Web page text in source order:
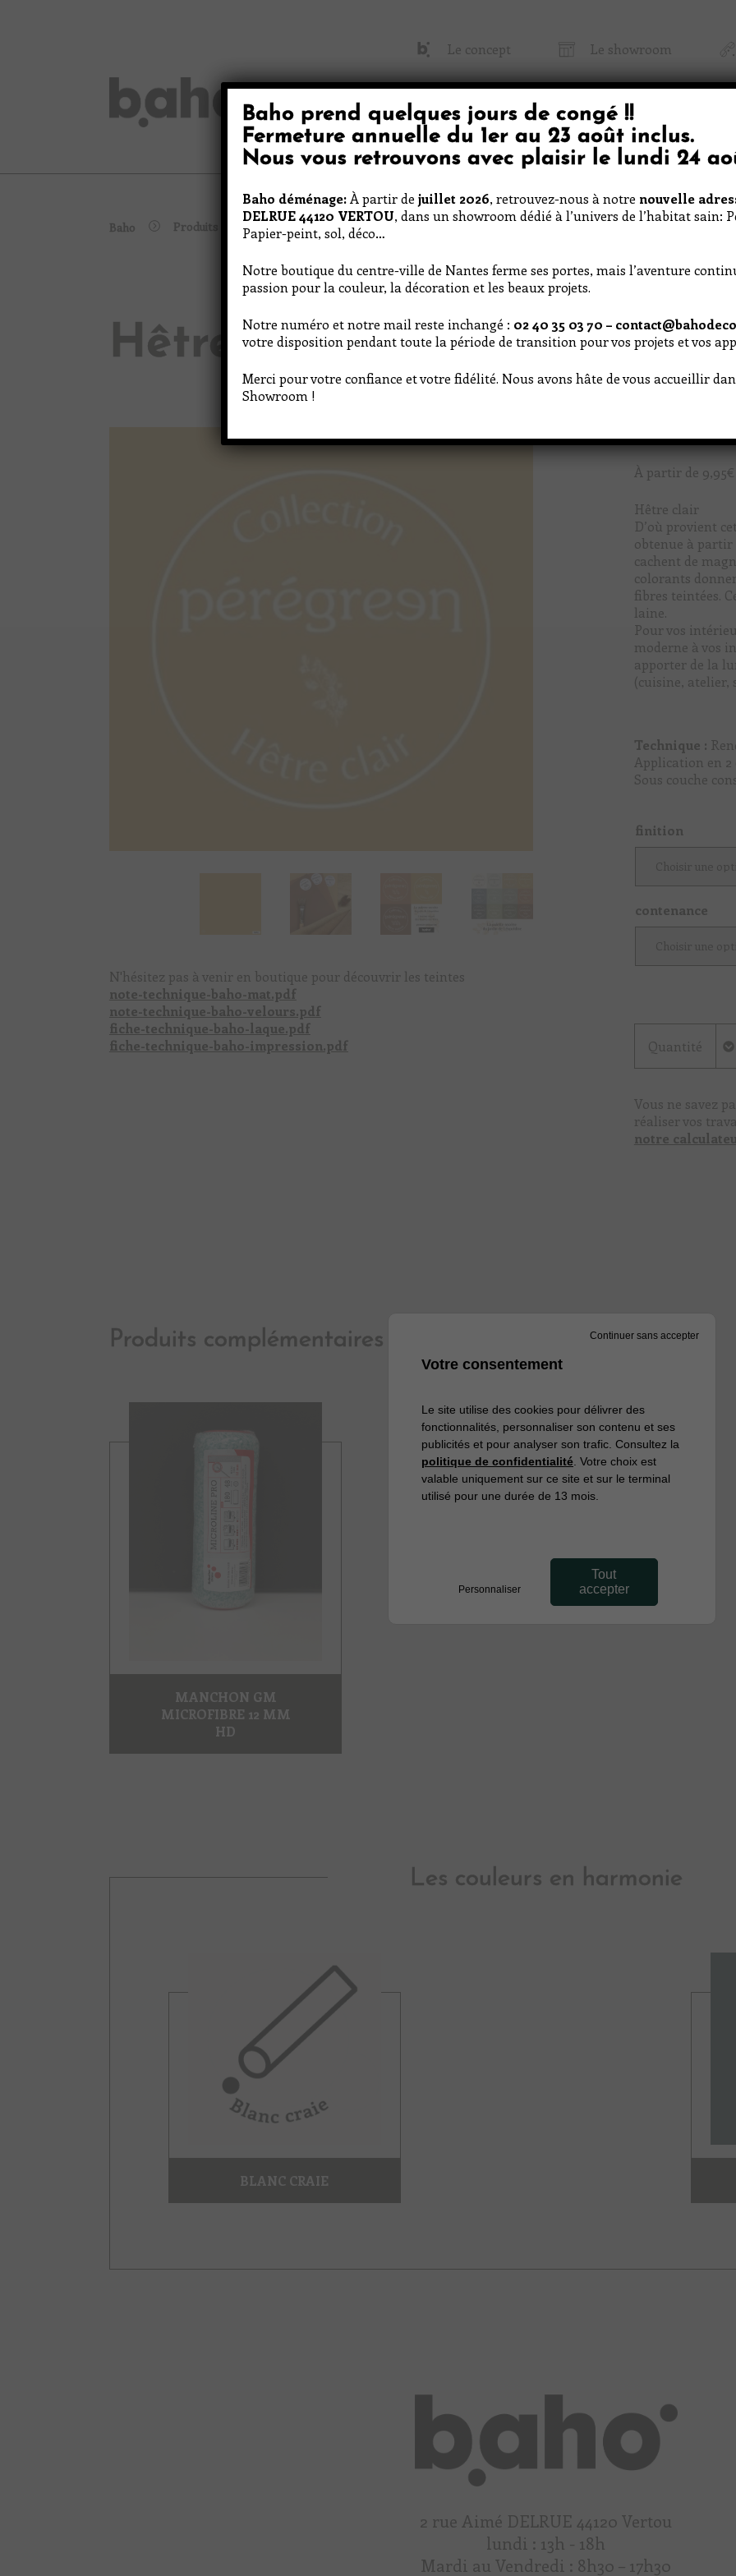
Le concept Le showroom
Peinture Baho Papier Peint & Tissu
Baho Produits Hêtre Clair
Hêtre Clair
N'hésitez pas à venir en boutique pour découvrir les teintes
note-technique-baho-mat.pdf
note-technique-baho-velours.pdf
fiche-technique-baho-laque.pdf
fiche-technique-baho-impression.pdf
À partir de 9,95€
Hêtre clair
D’où provient
obtenue à partir
cachent de
colorants
fibres teintées.
laine.
Pour vos
moderne à vos
apporter de la
(cuisine, atelier,
Technique :
Application en 2
Sous couche
finition
contenance
Quantité
Vous ne savez
réaliser vos
notre
Produits complémentaires
MANCHON GM
MICROFIBRE 12 MM
HD
Les couleurs en harmonie
BLANC CRAIE
2 rue Aimé DELRUE 44120 Vertou
lundi : 13h - 18h
Mardi au Vendredi : 8h30 – 17h30
Baho prend quelques jours de congé!!
Fermeture annuelle du 1er au 23 août inclus.
Nous vous retrouvons avec plaisir le lundi 24
Baho déménage:À partir de juillet 2026, retrouvez-nous à notre nouvelle
DELRUE 44120 VERTOU, dans un showroom dédié à l’univers de l’habitat sain:
Papier-peint, sol, déco…
Notre boutique du centre-ville de Nantes ferme ses portes, mais l’aventure
passion pour la couleur, la décoration et les beaux projets.
Notre numéro et notre mail reste inchangé : 02 40 35 03 70 –
votre disposition pendant toute la période de transition pour vos projets et vos
Merci pour votre confiance et votre fidélité. Nous avons hâte de vous accueillir
Showroom !
Votre consentement
Le site utilise des cookies pour délivrer des
fonctionnalités, personnaliser son contenu et ses
publicités et pour analyser son trafic. Consultez la
politique de confidentialité . Votre choix est
valable uniquement sur ce site et sur le terminal
utilisé pour une durée de 13 mois.
Tout
accepter
Personnaliser
Continuer sans accepter